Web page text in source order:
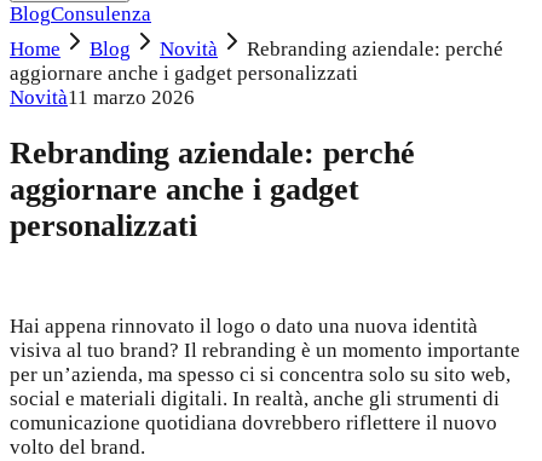
BlogConsulenza
Home
Blog Novità
Rebranding aziendale: perché
aggiornare anche i gadget personalizzati
Novità11 marzo 2026
Rebranding aziendale: perché
aggiornare anche i gadget
personalizzati
Hai appena rinnovato il logo o dato una nuova identità
visiva al tuo brand? Il rebranding è un momento importante
per un’azienda, ma spesso ci si concentra solo su sito web,
social e materiali digitali. In realtà, anche gli strumenti di
comunicazione quotidiana dovrebbero riflettere il nuovo
volto del brand.